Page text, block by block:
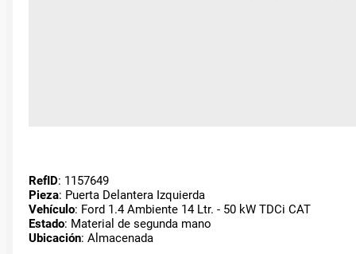
RefID: 1157649
Pieza: Puerta Delantera Izquierda
Vehículo: Ford 1.4 Ambiente 14 Ltr. - 50 kW TDCi CAT
Estado: Material de segunda mano
Ubicación: Almacenada